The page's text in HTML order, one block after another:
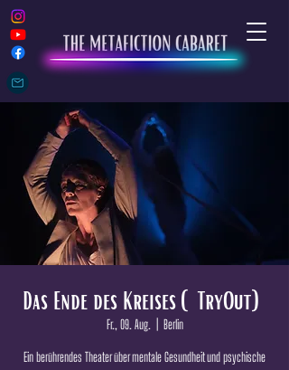
Das Ende des Kreises (TryOut)
Fr., 09. Aug. Berlin
Ein berührendes Theater über mentale Gesundheit und psychische